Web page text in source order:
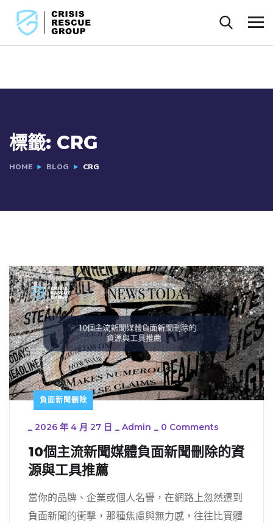
標籤: CRG
HOME BLOG CRG
負面新聞刪除
_ 2026 年 4 月 27 日 _ Admin _ 0 Comments
10個主流新聞媒體負面新聞刪除的資
源與工具推薦
當你的品牌、企業或個人名譽，在網路上忽然遭到
負面新聞的衝擊，那種焦慮與無力感，往往比實體